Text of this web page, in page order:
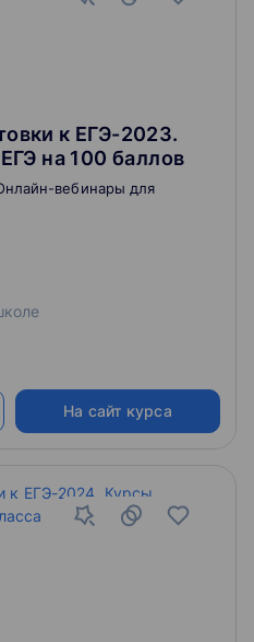
к ЕГЭ-2023.
на 100 баллов
вебинары для
На сайт курса